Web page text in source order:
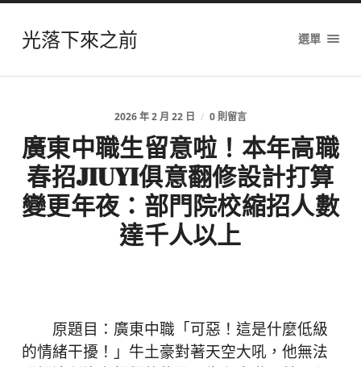
光落下來之前 選單
2026 年 2 月 22 日 / 0 則留言
廣東中職生留意啦！本年高職
春招JIUYI俱意翻修設計打算
變更年夜：部門院校縮招人數
達千人以上
原題目：廣東中職「可惡！這是什麼低級
的情緒干擾！」牛土豪對著天空大吼，他無法